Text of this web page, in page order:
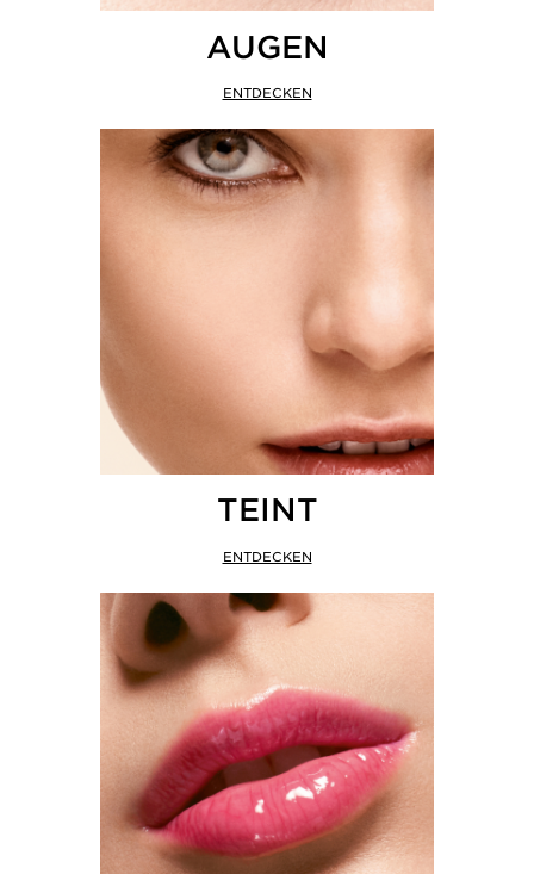
AUGEN
ENTDECKEN
TEINT
ENTDECKEN